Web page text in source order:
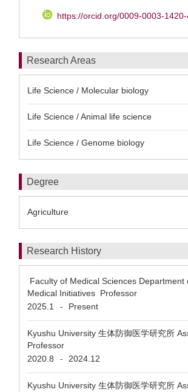
https://orcid.org/0009-0003-
Research Areas
Life Science / Molecular biology
Life Science / Animal life science
Life Science / Genome biology
Degree
Agriculture
Research History
Faculty of Medical Sciences Department
Medical Initiatives Professor
2025.1
- Present
Kyushu University 生体防御医学研究所
Professor
2020.8
- 2024.12
Kyushu University 生体防御医学研究所